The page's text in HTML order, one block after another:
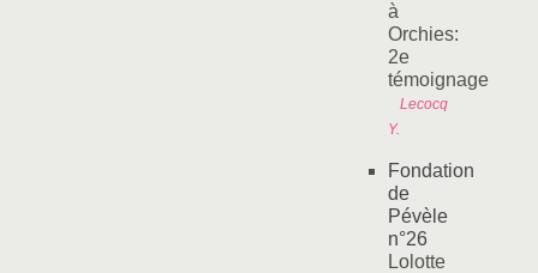
à
Orchies:
2e
témoignage
Lecocq
Y.
Fondation
de
Pévèle
n°26
Lolotte